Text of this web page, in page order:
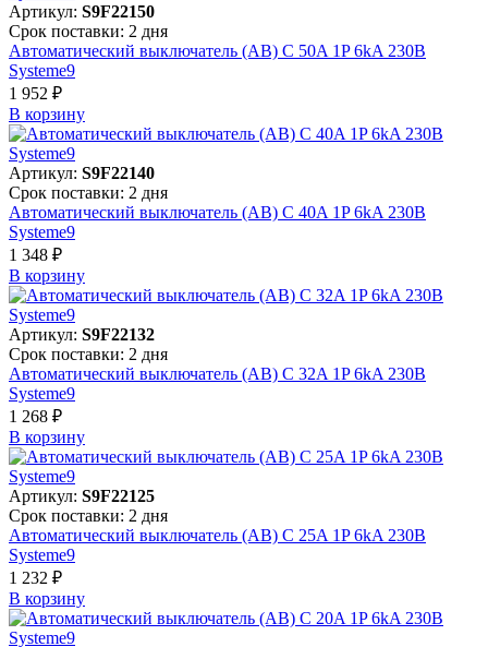
Артикул: S9F22150
Срок поставки: 2 дня
Автоматический выключатель (АВ) C 50A 1P 6kA 230В
Systeme9
1 952 ₽
В корзинy
Артикул: S9F22140
Срок поставки: 2 дня
Автоматический выключатель (АВ) C 40A 1P 6kA 230В
Systeme9
1 348 ₽
В корзинy
Артикул: S9F22132
Срок поставки: 2 дня
Автоматический выключатель (АВ) C 32A 1P 6kA 230В
Systeme9
1 268 ₽
В корзинy
Артикул: S9F22125
Срок поставки: 2 дня
Автоматический выключатель (АВ) C 25A 1P 6kA 230В
Systeme9
1 232 ₽
В корзинy